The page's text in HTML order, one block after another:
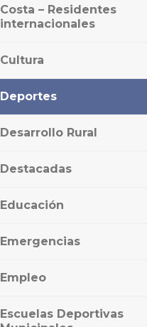
Costa – Residentes
internacionales
Cultura
Deportes
Desarrollo Rural
Destacadas
Educación
Emergencias
Empleo
Escuelas Deportivas